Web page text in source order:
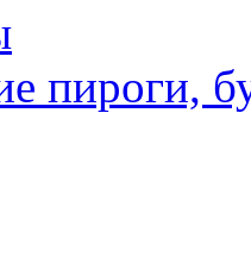
пироги,